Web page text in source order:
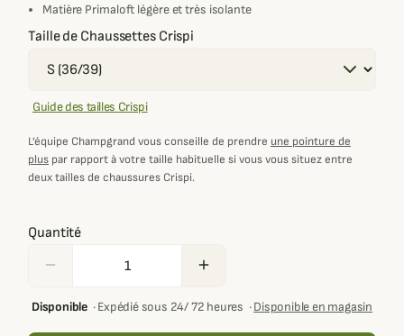
Matière Primaloft légère et très isolante
Taille de Chaussettes Crispi
Guide des tailles Crispi
L’équipe Champgrand vous conseille de prendre une pointure de
plus par rapport à votre taille habituelle si vous vous situez entre
deux tailles de chaussures Crispi.
Quantité
remove add
Disponible·Expédié sous 24/ 72 heures ·Disponible en magasin